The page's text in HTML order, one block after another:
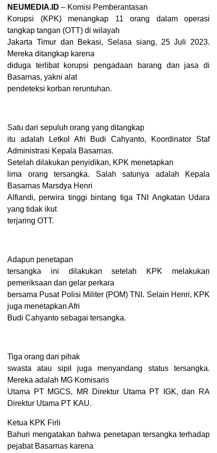
NEUMEDIA.ID – Komisi Pemberantasan
Korupsi (KPK) menangkap 11 orang dalam operasi
tangkap tangan (OTT) di wilayah
Jakarta Timur dan Bekasi, Selasa siang, 25 Juli 2023.
Mereka ditangkap karena
diduga terlibat korupsi pengadaan barang dan jasa di
Basarnas, yakni alat
pendeteksi korban reruntuhan.
Satu dari sepuluh orang yang ditangkap
itu adalah Letkol Afri Budi Cahyanto, Koordinator Staf
Administrasi Kepala Basarnas.
Setelah dilakukan penyidikan, KPK menetapkan
lima orang tersangka. Salah satunya adalah Kepala
Basarnas Marsdya Henri
Alfiandi, perwira tinggi bintang tiga TNI Angkatan Udara
yang tidak ikut
terjaring OTT.
Adapun penetapan
tersangka ini dilakukan setelah KPK melakukan
pemeriksaan dan gelar perkara
bersama Pusat Polisi Militer (POM) TNI. Selain Henri, KPK
juga menetapkan Afri
Budi Cahyanto sebagai tersangka.
Tiga orang dari pihak
swasta atau sipil juga menyandang status tersangka.
Mereka adalah MG Komisaris
Utama PT MGCS, MR Direktur Utama PT IGK, dan RA
Direktur Utama PT KAU.
Ketua KPK Firli
Bahuri mengatakan bahwa penetapan tersangka terhadap
pejabat Basarnas karena